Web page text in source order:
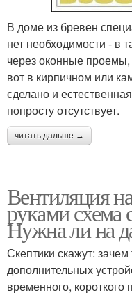
В доме из бревен
нет необходимости - в
через оконные
вот в кирпичном или
сделано и
попросту отсутствует.
читать дальше →
Вентиляция
руками схема
Нужна ли на
Скептики скажут:
дополнительных
временного, короткого